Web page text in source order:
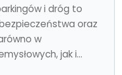
i dróg to
oraz
w
jak i...